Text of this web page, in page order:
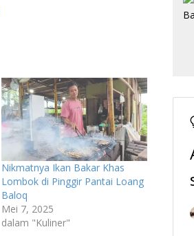
Nikmatnya Ikan Bakar Khas
Lombok di Pinggir Pantai Loang
Baloq
Mei 7, 2025
dalam "Kuliner"